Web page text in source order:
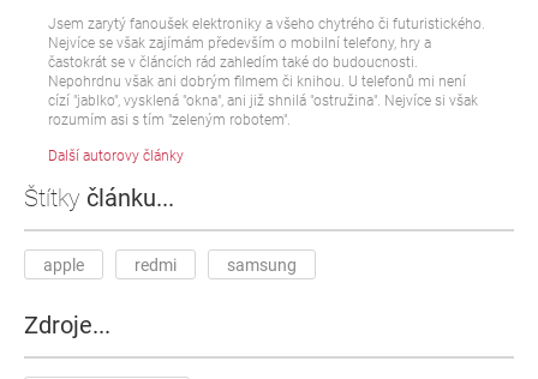
Jsem zarytý fanoušek elektroniky a všeho chytrého či futuristického.
Nejvíce se však zajímám především o mobilní telefony, hry a
častokrát se v článcích rád zahledím také do budoucnosti.
Nepohrdnu však ani dobrým filmem či knihou. U telefonů mi není
cízí "jablko", vysklená "okna", ani již shnilá "ostružina". Nejvíce si však
rozumím asi s tím "zeleným robotem".
Další autorovy články
Štítky článku...
apple redmi samsung
Zdroje...